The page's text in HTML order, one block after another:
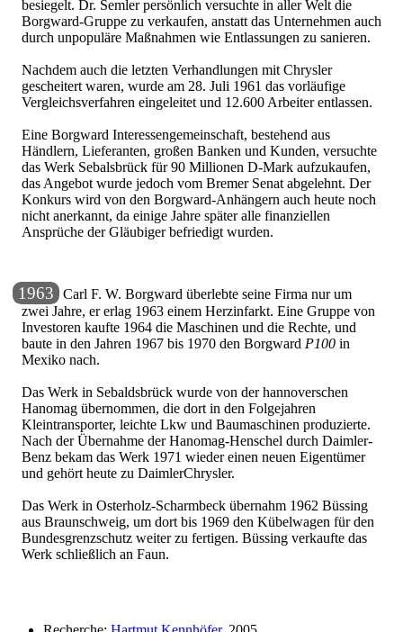
besiegelt. Dr. Semler persönlich versuchte in aller Welt die
Borgward-Gruppe zu verkaufen, anstatt das Unternehmen auch
durch unpopuläre Maßnahmen wie Entlassungen zu sanieren.
Nachdem auch die letzten Verhandlungen mit Chrysler
gescheitert waren, wurde am 28. Juli 1961 das vorläufige
Vergleichsverfahren eingeleitet und 12.600 Arbeiter entlassen.
Eine Borgward Interessengemeinschaft, bestehend aus
Händlern, Lieferanten, großen Banken und Kunden, versuchte
das Werk Sebalsbrück für 90 Millionen D-Mark aufzukaufen,
das Angebot wurde jedoch vom Bremer Senat abgelehnt. Der
Konkurs wird von den Borgward-Anhängern auch heute noch
nicht anerkannt, da einige Jahre später alle finanziellen
Ansprüche der Gläubiger befriedigt wurden.
1963 Carl F. W. Borgward überlebte seine Firma nur um
zwei Jahre, er erlag 1963 einem Herzinfarkt. Eine Gruppe von
Investoren kaufte 1964 die Maschinen und die Rechte, und
baute in den Jahren 1967 bis 1970 den Borgward P100 in
Mexiko nach.
Das Werk in Sebaldsbrück wurde von der hannoverschen
Hanomag übernommen, die dort in den Folgejahren
Kleintransporter, leichte Lkw und Baumaschinen produzierte.
Nach der Übernahme der Hanomag-Henschel durch Daimler-
Benz bekam das Werk 1971 wieder einen neuen Eigentümer
und gehört heute zu DaimlerChrysler.
Das Werk in Osterholz-Scharmbeck übernahm 1962 Büssing
aus Braunschweig, um dort bis 1969 den Kübelwagen für den
Bundesgrenzschutz weiter zu fertigen. Büssing verkaufte das
Werk schließlich an Faun.